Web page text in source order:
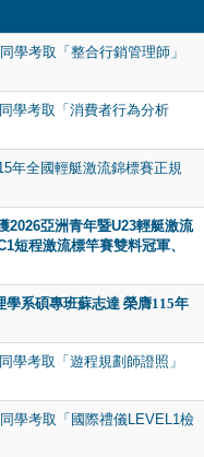
學考取「整合行銷管理師」
學考取「消費者行為分析
年全國輕艇激流錦標賽正規
2026亞洲青年暨U23輕艇激流
短程激流標竿賽雙料冠軍、
系碩專班蘇志達 榮膺115年
學考取「遊程規劃師證照」
學考取「國際禮儀LEVEL1檢